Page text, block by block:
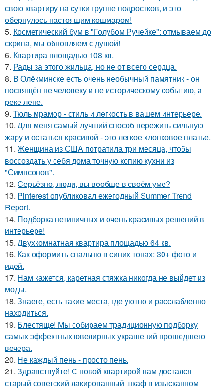
свою квартиру на сутки группе подростков, и это
обернулось настоящим кошмаром!
5. Косметический бум в "Голубом Ручейке": отмываем до
скрипа, мы обновляем с душой!
6. Квартира площадью 108 кв.
7. Рады за этого жильца, но не от всего сердца.
8. В Олёкминске есть очень необычный памятник - он
посвящён не человеку и не историческому событию, а
реке лене.
9. Тюль мрамор - стиль и лeгкость в вашем интерьере.
10. Для меня самый лучший способ пережить сильную
жару и остаться красивой - это легкое хлопковое платье.
11. Женщина из США потратила три месяца, чтобы
воссоздать у себя дома точную копию кухни из
"Симпсонов".
12. Серьёзно, люди, вы вoобще в своём уме?
13. Pinterest опубликовал ежегодный Summer Trend
Report.
14. Подборка нетипичных и очень красивых решений в
интерьере!
15. Двухкомнатная квартира площадью 64 кв.
16. Как оформить спальню в синих тонах: 30+ фото и
идей.
17. Нам кажется, каретная стяжка никогда не выйдет из
моды.
18. Знаете, есть такие места, где уютно и расслабленно
находиться.
19. Блестяще! Мы собираем традиционную подборку
самых эффектных ювелирных украшений прошедшего
вечера.
20. Не каждый пень - просто пень.
21. Здравствуйте! С новой квартирой нам достался
старый советский лакированный шкаф в изысканном